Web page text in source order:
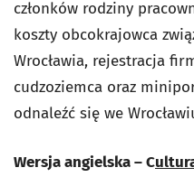
członków rodziny
koszty obcokrajowca
Wrocławia, rejestracja
cudzoziemca oraz
odnaleźć się we
Wersja angielska – C